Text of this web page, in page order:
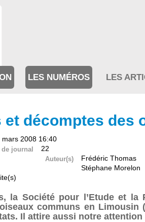
LES NUMÉROS LES
et décomptes des
mars 2008 16:40
de journal 22
Auteur(s)
Frédéric Thomas
Stéphane Morelon
la Société pour l’Etude et la
communs en Limousin
Il attire aussi notre